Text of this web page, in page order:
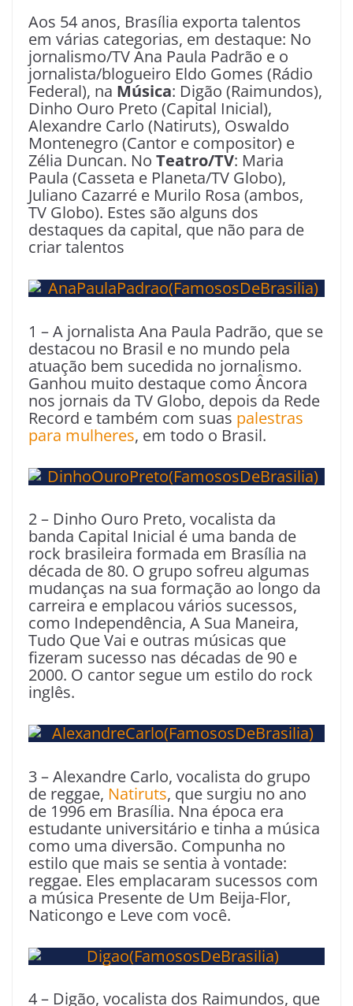
Aos 54 anos, Brasília exporta talentos
em várias categorias, em destaque: No
jornalismo/TV Ana Paula Padrão e o
jornalista/blogueiro Eldo Gomes (Rádio
Federal), na Música: Digão (Raimundos),
Dinho Ouro Preto (Capital Inicial),
Alexandre Carlo (Natiruts), Oswaldo
Montenegro (Cantor e compositor) e
Zélia Duncan. No Teatro/TV: Maria
Paula (Casseta e Planeta/TV Globo),
Juliano Cazarré e Murilo Rosa (ambos,
TV Globo). Estes são alguns dos
destaques da capital, que não para de
criar talentos
1 – A jornalista Ana Paula Padrão, que se
destacou no Brasil e no mundo pela
atuação bem sucedida no jornalismo.
Ganhou muito destaque como Âncora
nos jornais da TV Globo, depois da Rede
Record e também com suas palestras
para mulheres, em todo o Brasil.
2 – Dinho Ouro Preto, vocalista da
banda Capital Inicial é uma banda de
rock brasileira formada em Brasília na
década de 80. O grupo sofreu algumas
mudanças na sua formação ao longo da
carreira e emplacou vários sucessos,
como Independência, A Sua Maneira,
Tudo Que Vai e outras músicas que
fizeram sucesso nas décadas de 90 e
2000. O cantor segue um estilo do rock
inglês.
3 – Alexandre Carlo, vocalista do grupo
de reggae, Natiruts, que surgiu no ano
de 1996 em Brasília. Nna época era
estudante universitário e tinha a música
como uma diversão. Compunha no
estilo que mais se sentia à vontade:
reggae. Eles emplacaram sucessos com
a música Presente de Um Beija-Flor,
Naticongo e Leve com você.
4 – Digão, vocalista dos Raimundos, que